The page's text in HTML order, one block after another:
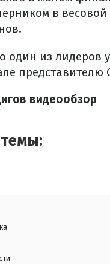
в
один из лидеров
видеообзор